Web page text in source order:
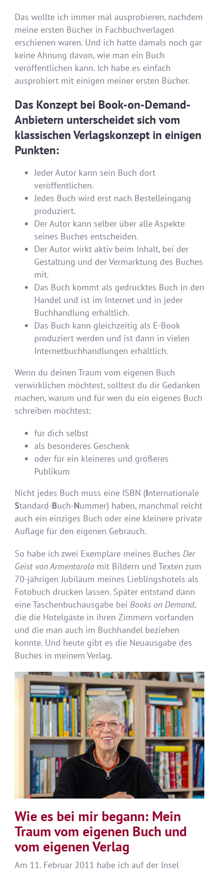
Das wollte ich immer mal ausprobieren, nachdem
meine ersten Bücher in Fachbuchverlagen
erschienen waren. Und ich hatte damals noch gar
keine Ahnung davon, wie man ein Buch
veröffentlichen kann. Ich habe es einfach
ausprobiert mit einigen meiner ersten Bücher.
Das Konzept bei Book-on-Demand-
Anbietern unterscheidet sich vom
klassischen Verlagskonzept in einigen
Punkten:
Jeder Autor kann sein Buch dort
veröffentlichen.
Jedes Buch wird erst nach Bestelleingang
produziert.
Der Autor kann selber über alle Aspekte
seines Buches entscheiden.
Der Autor wirkt aktiv beim Inhalt, bei der
Gestaltung und der Vermarktung des Buches
mit.
Das Buch kommt als gedrucktes Buch in den
Handel und ist im Internet und in jeder
Buchhandlung erhältlich.
Das Buch kann gleichzeitig als E-Book
produziert werden und ist dann in vielen
Internetbuchhandlungen erhältlich.
Wenn du deinen Traum vom eigenen Buch
verwirklichen möchtest, solltest du dir Gedanken
machen, warum und für wen du ein eigenes Buch
schreiben möchtest:
für dich selbst
als besonderes Geschenk
oder für ein kleineres und größeres
Publikum
Nicht jedes Buch muss eine ISBN (Internationale
Standard-Buch-Nummer) haben, manchmal reicht
auch ein einziges Buch oder eine kleinere private
Auflage für den eigenen Gebrauch.
So habe ich zwei Exemplare meines Buches Der
Geist von Armentarola mit Bildern und Texten zum
70-jährigen Jubiläum meines Lieblingshotels als
Fotobuch drucken lassen. Später entstand dann
eine Taschenbuchausgabe bei Books on Demand,
die die Hotelgäste in ihren Zimmern vorfanden
und die man auch im Buchhandel beziehen
konnte. Und heute gibt es die Neuausgabe des
Buches in meinem Verlag.
Wie es bei mir begann: Mein
Traum vom eigenen Buch und
vom eigenen Verlag
Am 11. Februar 2011 habe ich auf der Insel